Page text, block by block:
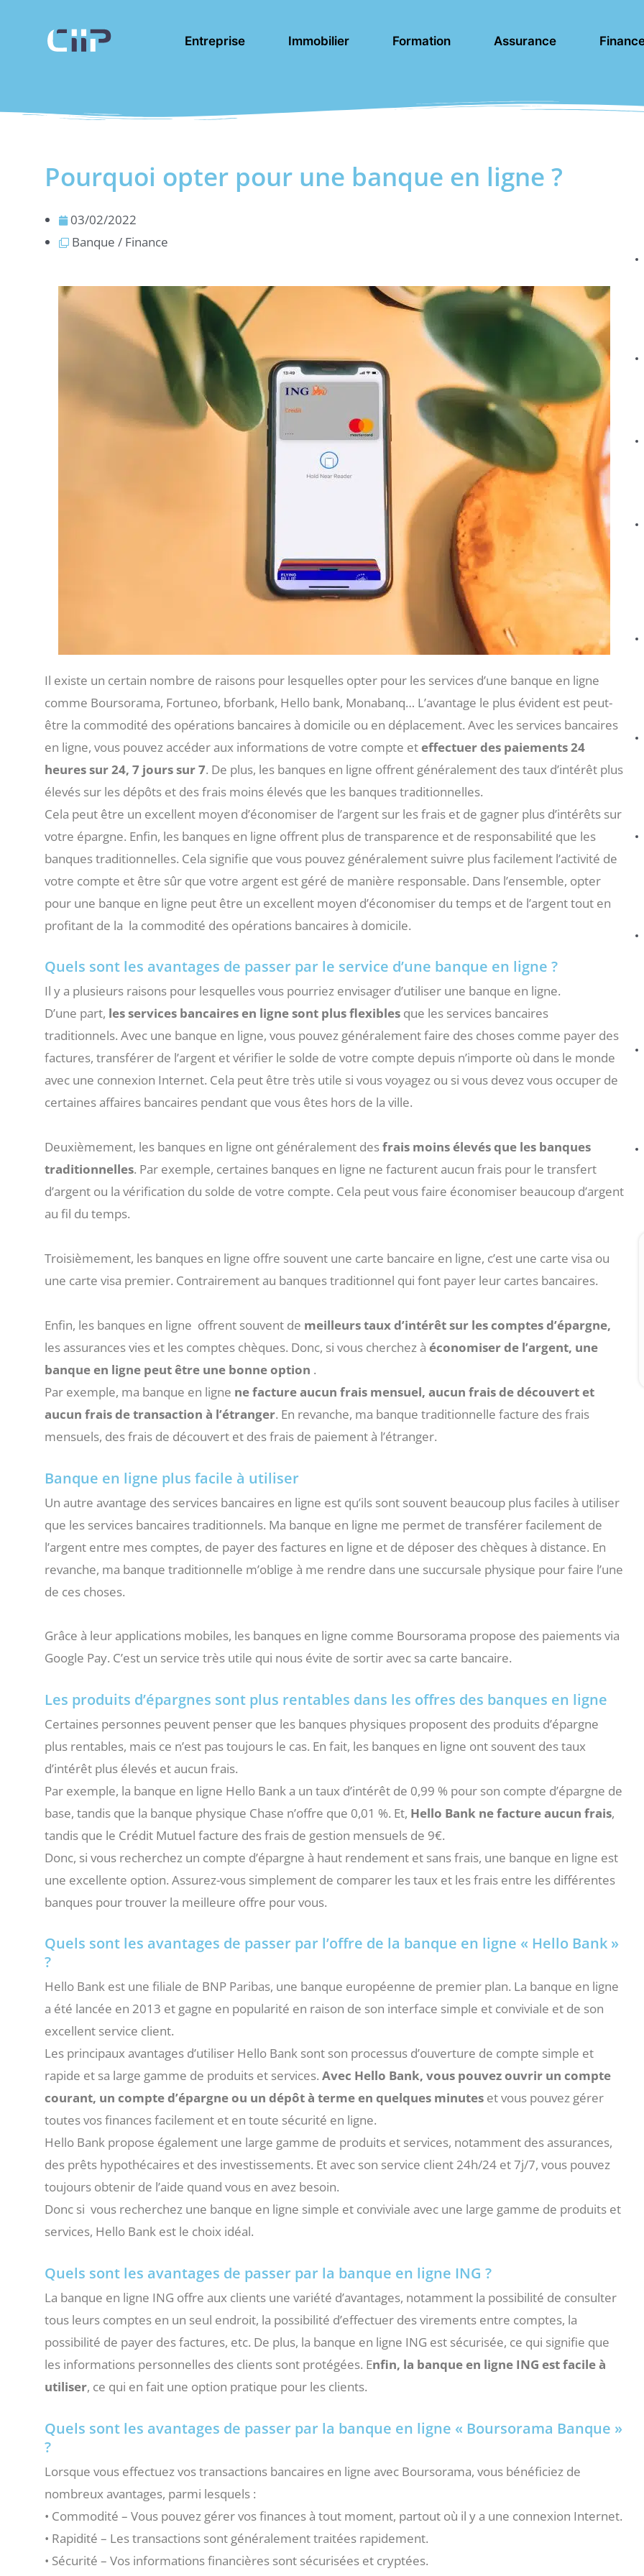
Entreprise Immobilier Formation Assurance
Pourquoi opter pour une banque en ligne ?
03/02/2022
Banque / Finance
Il existe un certain nombre de raisons pour lesquelles opter pour les services d’une banque en ligne
comme Boursorama, Fortuneo, bforbank, Hello bank, Monabanq… L’avantage le plus évident est peut-
être la commodité des opérations bancaires à domicile ou en déplacement. Avec les services bancaires
en ligne, vous pouvez accéder aux informations de votre compte eteffectuer des paiements 24
heures sur 24, 7 jours sur 7. De plus, les banques en ligne offrent généralement des taux d’intérêt plus
élevés sur les dépôts et des frais moins élevés que les banques traditionnelles.
Cela peut être un excellent moyen d’économiser de l’argent sur les frais et de gagner plus d’intérêts sur
votre épargne. Enfin, les banques en ligne offrent plus de transparence et de responsabilité que les
banques traditionnelles. Cela signifie que vous pouvez généralement suivre plus facilement l’activité de
votre compte et être sûr que votre argent est géré de manière responsable. Dans l’ensemble, opter
pour une banque en ligne peut être un excellent moyen d’économiser du temps et de l’argent tout en
profitant de la la commodité des opérations bancaires à domicile.
Quels sont les avantages de passer par le service d’une banque en ligne ?
Il y a plusieurs raisons pour lesquelles vous pourriez envisager d’utiliser une banque en ligne.
D’une part, les services bancaires en ligne sont plus flexibles que les services bancaires
traditionnels. Avec une banque en ligne, vous pouvez généralement faire des choses comme payer des
factures, transférer de l’argent et vérifier le solde de votre compte depuis n’importe où dans le monde
avec une connexion Internet. Cela peut être très utile si vous voyagez ou si vous devez vous occuper de
certaines affaires bancaires pendant que vous êtes hors de la ville.
Deuxièmement, les banques en ligne ont généralement desfrais moins élevés que les banques
traditionnelles. Par exemple, certaines banques en ligne ne facturent aucun frais pour le transfert
d’argent ou la vérification du solde de votre compte. Cela peut vous faire économiser beaucoup d’argent
au fil du temps.
Troisièmement, les banques en ligne offre souvent une carte bancaire en ligne, c’est une carte visa ou
une carte visa premier. Contrairement au banques traditionnel qui font payer leur cartes bancaires.
Enfin, les banques en ligne offrent souvent de meilleurs taux d’intérêt sur les comptes d’épargne,
les assurances vies et les comptes chèques. Donc, si vous cherchez à économiser de l’argent, une
banque en ligne peut être une bonne option .
Par exemple, ma banque en ligne ne facture aucun frais mensuel, aucun frais de découvert et
aucun frais de transaction à l’étranger. En revanche, ma banque traditionnelle facture des frais
mensuels, des frais de découvert et des frais de paiement à l’étranger.
Banque en ligne plus facile à utiliser
Un autre avantage des services bancaires en ligne est qu’ils sont souvent beaucoup plus faciles à utiliser
que les services bancaires traditionnels. Ma banque en ligne me permet de transférer facilement de
l’argent entre mes comptes, de payer des factures en ligne et de déposer des chèques à distance. En
revanche, ma banque traditionnelle m’oblige à me rendre dans une succursale physique pour faire l’une
de ces choses.
Grâce à leur applications mobiles, les banques en ligne comme Boursorama propose des paiements via
Google Pay. C’est un service très utile qui nous évite de sortir avec sa carte bancaire.
Les produits d’épargnes sont plus rentables dans les offres des banques en ligne
Certaines personnes peuvent penser que les banques physiques proposent des produits d’épargne
plus rentables, mais ce n’est pas toujours le cas. En fait, les banques en ligne ont souvent des taux
d’intérêt plus élevés et aucun frais.
Par exemple, la banque en ligne Hello Bank a un taux d’intérêt de 0,99 % pour son compte d’épargne de
base, tandis que la banque physique Chase n’offre que 0,01 %. Et, Hello Bank ne facture aucun frais,
tandis que le Crédit Mutuel facture des frais de gestion mensuels de 9€.
Donc, si vous recherchez un compte d’épargne à haut rendement et sans frais, une banque en ligne est
une excellente option. Assurez-vous simplement de comparer les taux et les frais entre les différentes
banques pour trouver la meilleure offre pour vous.
Quels sont les avantages de passer par l’offre de la banque en ligne « Hello Bank »
?
Hello Bank est une filiale de BNP Paribas, une banque européenne de premier plan. La banque en ligne
a été lancée en 2013 et gagne en popularité en raison de son interface simple et conviviale et de son
excellent service client.
Les principaux avantages d’utiliser Hello Bank sont son processus d’ouverture de compte simple et
rapide et sa large gamme de produits et services. Avec Hello Bank, vous pouvez ouvrir un compte
courant, un compte d’épargne ou un dépôt à terme en quelques minutes et vous pouvez gérer
toutes vos finances facilement et en toute sécurité en ligne.
Hello Bank propose également une large gamme de produits et services, notamment des assurances,
des prêts hypothécaires et des investissements. Et avec son service client 24h/24 et 7j/7, vous pouvez
toujours obtenir de l’aide quand vous en avez besoin.
Donc si vous recherchez une banque en ligne simple et conviviale avec une large gamme de produits et
services, Hello Bank est le choix idéal.
Quels sont les avantages de passer par la banque en ligne ING ?
La banque en ligne ING offre aux clients une variété d’avantages, notamment la possibilité de consulter
tous leurs comptes en un seul endroit, la possibilité d’effectuer des virements entre comptes, la
possibilité de payer des factures, etc. De plus, la banque en ligne ING est sécurisée, ce qui signifie que
les informations personnelles des clients sont protégées. Enfin, la banque en ligne ING est facile à
utiliser, ce qui en fait une option pratique pour les clients.
Quels sont les avantages de passer par la banque en ligne « Boursorama Banque »
?
Lorsque vous effectuez vos transactions bancaires en ligne avec Boursorama, vous bénéficiez de
nombreux avantages, parmi lesquels :
• Commodité – Vous pouvez gérer vos finances à tout moment, partout où il y a une connexion Internet.
• Rapidité – Les transactions sont généralement traitées rapidement.
• Sécurité – Vos informations financières sont sécurisées et cryptées.